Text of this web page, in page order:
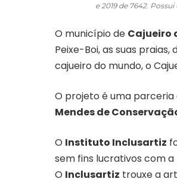
e 2019 de 7642.
O município de Cajueiro
Peixe-Boi, as suas
cajueiro do mundo, o
O projeto é uma
Mendes de
O Instituto Inclusartiz
sem fins lucrativos com
O Inclusartiz trouxe a